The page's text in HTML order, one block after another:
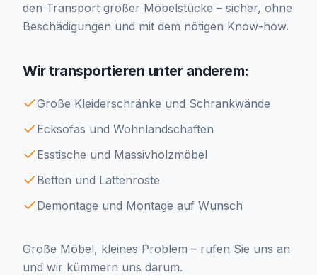
den Transport großer Möbelstücke – sicher, ohne
Beschädigungen und mit dem nötigen Know-how.
Wir transportieren unter anderem:
Große Kleiderschränke und Schrankwände
Ecksofas und Wohnlandschaften
Esstische und Massivholzmöbel
Betten und Lattenroste
Demontage und Montage auf Wunsch
Große Möbel, kleines Problem – rufen Sie uns an
und wir kümmern uns darum.